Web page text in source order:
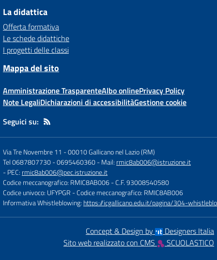
La didattica
Offerta formativa
Le schede didattiche
I progetti delle classi
Mappa del sito
Amministrazione TrasparenteAlbo onlinePrivacy Policy
Note LegaliDichiarazioni di accessibilitàGestione cookie
Seguici su:
Via Tre Novembre 11 -00010 Gallicano nel Lazio (RM)
Tel 0687807730 - 0695460360- Mail: rmic8ab006@istruzione.it
- PEC: rmic8ab006@pec.istruzione.it
Codice meccanografico: RMIC8AB006- C.F. 93008540580
Codice univoco: UFYPGR - Codice meccanografico: RMIC8AB006
Informativa Whistleblowing: https://icgallicano.edu.it/pagina/304-
Concept & Design by
Designers Italia
Sito web realizzato con CMS
SCUOLASTICO